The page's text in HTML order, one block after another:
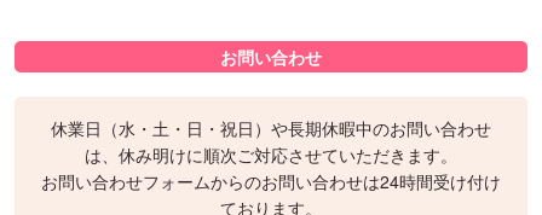
※会員ログインした場合、前回会員ログイン時にカートに入れた商品
データ内の肖像権や著作権等は、当店ではお調べしておりません。
肖像権や著作権を侵害するものでないかは、お客様ご自身でご確認
の上、データ作成をお願いいたします。肖像権や著作権の侵害によ
る問題が生じた場合でも、当店では責任を負いかねますのでご注意
ください。
お問い合わせ・ご注文は、年中無休24時間受け付けております。お
16:00以降は、翌営業日の対応とさせていただきますので、何卒ご了
承くださいませ。水曜日・土曜日・日曜日・祝日は定休日のため、
お問い合わせ
休業日（水・土・日・祝日）や長期休暇中のお問い合わせ
は、休み明けに順次ご対応させていただきます。
お問い合わせフォームからのお問い合わせは24時間受け付け
ております。